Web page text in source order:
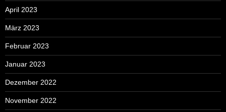
April 2023
März 2023
Februar 2023
Januar 2023
Dezember 2022
November 2022